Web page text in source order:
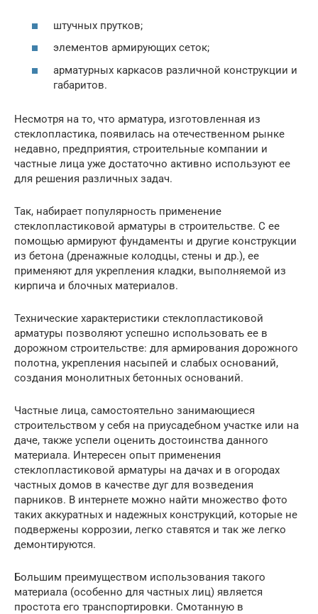
штучных прутков;
элементов армирующих сеток;
арматурных каркасов различной конструкции и
габаритов.
Несмотря на то, что арматура, изготовленная из
стеклопластика, появилась на отечественном рынке
недавно, предприятия, строительные компании и
частные лица уже достаточно активно используют ее
для решения различных задач.
Так, набирает популярность применение
стеклопластиковой арматуры в строительстве. С ее
помощью армируют фундаменты и другие конструкции
из бетона (дренажные колодцы, стены и др.), ее
применяют для укрепления кладки, выполняемой из
кирпича и блочных материалов.
Технические характеристики стеклопластиковой
арматуры позволяют успешно использовать ее в
дорожном строительстве: для армирования дорожного
полотна, укрепления насыпей и слабых оснований,
создания монолитных бетонных оснований.
Частные лица, самостоятельно занимающиеся
строительством у себя на приусадебном участке или на
даче, также успели оценить достоинства данного
материала. Интересен опыт применения
стеклопластиковой арматуры на дачах и в огородах
частных домов в качестве дуг для возведения
парников. В интернете можно найти множество фото
таких аккуратных и надежных конструкций, которые не
подвержены коррозии, легко ставятся и так же легко
демонтируются.
Большим преимуществом использования такого
материала (особенно для частных лиц) является
простота его транспортировки. Смотанную в